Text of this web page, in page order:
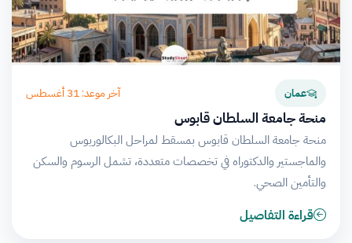
عمان آخر موعد: 31 أغسطس
منحة جامعة السلطان قابوس
منحة جامعة السلطان قابوس بمسقط لمراحل البكالوريوس
والماجستير والدكتوراه في تخصصات متعددة، تشمل الرسوم والسكن
والتأمين الصحي.
قراءة التفاصيل